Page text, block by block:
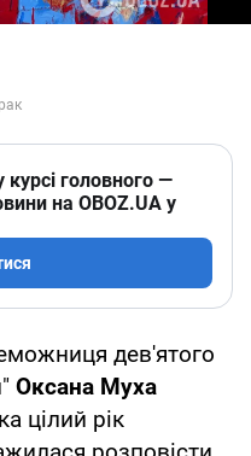
головного —
на OBOZ.UA у
дев'ятого
Оксана Муха
цілий рік